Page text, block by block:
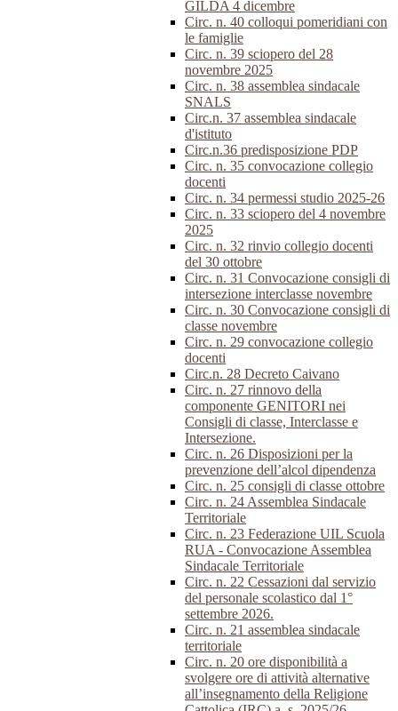
GILDA 4 dicembre
Circ. n. 40 colloqui pomeridiani con
le famiglie
Circ. n. 39 sciopero del 28
novembre 2025
Circ. n. 38 assemblea sindacale
SNALS
Circ.n. 37 assemblea sindacale
d'istituto
Circ.n.36 predisposizione PDP
Circ. n. 35 convocazione collegio
docenti
Circ. n. 34 permessi studio 2025-26
Circ. n. 33 sciopero del 4 novembre
2025
Circ. n. 32 rinvio collegio docenti
del 30 ottobre
Circ. n. 31 Convocazione consigli di
intersezione interclasse novembre
Circ. n. 30 Convocazione consigli di
classe novembre
Circ. n. 29 convocazione collegio
docenti
Circ.n. 28 Decreto Caivano
Circ. n. 27 rinnovo della
componente GENITORI nei
Consigli di classe, Interclasse e
Intersezione.
Circ. n. 26 Disposizioni per la
prevenzione dell’alcol dipendenza
Circ. n. 25 consigli di classe ottobre
Circ. n. 24 Assemblea Sindacale
Territoriale
Circ. n. 23 Federazione UIL Scuola
RUA - Convocazione Assemblea
Sindacale Territoriale
Circ. n. 22 Cessazioni dal servizio
del personale scolastico dal 1°
settembre 2026.
Circ. n. 21 assemblea sindacale
territoriale
Circ. n. 20 ore disponibilità a
svolgere ore di attività alternative
all’insegnamento della Religione